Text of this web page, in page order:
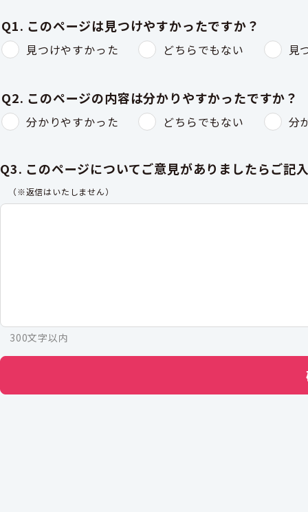
Q1. このページは見つけやすかったですか？
見つけやすかった どちらでもない 見
Q2. このページの内容は分かりやすかったですか？
分かりやすかった どちらでもない 分
Q3. このページについてご意見がありましたらご記
（※返信はいたしません）
300文字以内